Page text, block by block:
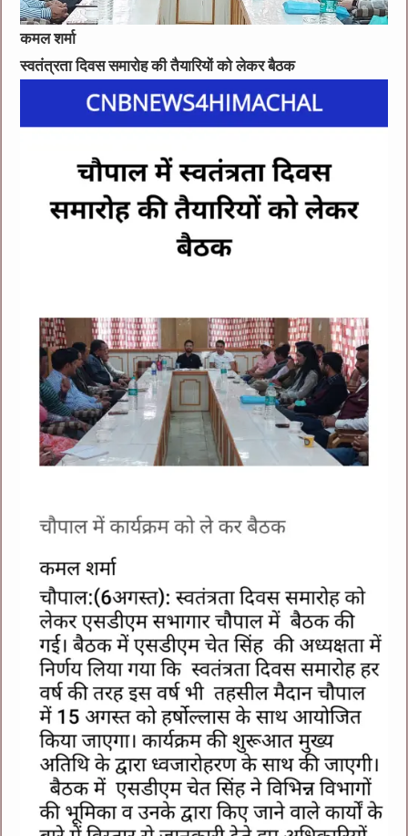
कमल शर्मा
स्वतंत्रता दिवस समारोह की तैयारियों को लेकर बैठक